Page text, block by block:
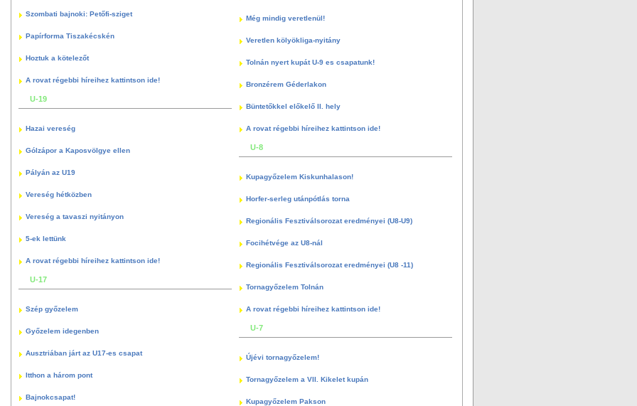
Szombati bajnoki: Petőfi-sziget
Papírforma Tiszakécskén
Hoztuk a kötelezőt
A rovat régebbi híreihez kattintson ide!
U-19
Hazai vereség
Gólzápor a Kaposvölgye ellen
Pályán az U19
Vereség hétközben
Vereség a tavaszi nyitányon
5-ek lettünk
A rovat régebbi híreihez kattintson ide!
U-17
Szép győzelem
Győzelem idegenben
Ausztriában járt az U17-es csapat
Itthon a három pont
Bajnokcsapat!
Még mindig veretlenül!
Veretlen kölyökliga-nyitány
Tolnán nyert kupát U-9 es csapatunk!
Bronzérem Géderlakon
Büntetőkkel előkelő II. hely
A rovat régebbi híreihez kattintson ide!
U-8
Kupagyőzelem Kiskunhalason!
Horfer-serleg utánpótlás torna
Regionális Fesztiválsorozat eredményei (U8-U9)
Focihétvége az U8-nál
Regionális Fesztiválsorozat eredményei (U8 -11)
Tornagyőzelem Tolnán
A rovat régebbi híreihez kattintson ide!
U-7
Újévi tornagyőzelem!
Tornagyőzelem a VII. Kikelet kupán
Kupagyőzelem Pakson